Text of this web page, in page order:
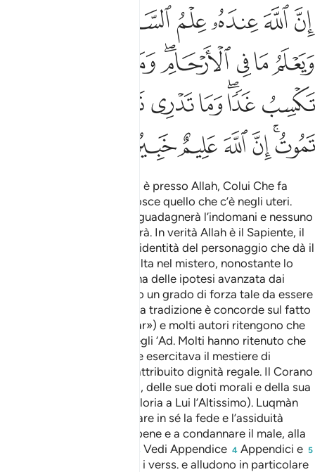
ان الله عنده علم الساعة وينزل الغيث ويعلم ما في الارحام وما
إِنَّ ٱللَّهَ عِندَهُۥ عِلْمُ ٱلسَّاعَةِ وَيُنَزِّلُ ٱلْغَيْثَ وَيَعْلَمُ مَا فِى
ﲻﲼﲽﲾﲿ
ﳂﳃﳄﳅﳆﳇ
ﳋﳌﳍﳎﳏﳐ
ﳓﳔﳕﳖﳗﳘ
In verità la scienza dell’Ora è presso Allah, Colui Che fa
scendere la pioggia e conosce quello che c’è negli uteri.
Nessuno conosce ciò che guadagnerà l’indomani e nessuno
conosce la terra in cui morrà. In verità Allah è il Sapiente, il
La vera identità del personaggio che dà il
nome a questa sura è avvolta nel mistero, nonostante lo
sforzo dell’esegesi. Nessuna delle ipotesi avanzata dai
commentatori ha raggiunto un grado di forza tale da essere
comunemente accettata. La tradizione è concorde sul fatto
che fu longevo («mu‘ammar») e molti autori ritengono che
appartenesse al popolo degli ‘Ad. Molti hanno ritenuto che
fosse uno schiavo nero che esercitava il mestiere di
falegname, altri gli hanno attribuito dignità regale. Il Corano
ci parla della sua saggezza, delle sue doti morali e della sua
fede nell’Unicità di Allah (gloria a Lui l’Altissimo). Luqmàn
istruisce suo figlio a coltivare in sé la fede e l’assiduità
rituale, a raccomandare il bene e a condannare il male, alla
3 Vedi Appendice 4 Appendici e 5
Secondo l’esegesi classica i verss. e alludono in particolare